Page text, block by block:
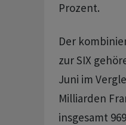
Prozent.
Der
zur SIX
Juni im
Milliarden
insgesamt